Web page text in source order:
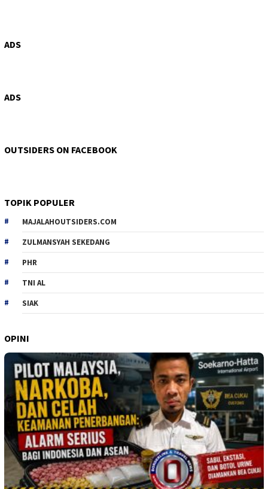
ADS
ADS
OUTSIDERS ON FACEBOOK
TOPIK POPULER
MAJALAHOUTSIDERS.COM
ZULMANSYAH SEKEDANG
PHR
TNI AL
SIAK
OPINI